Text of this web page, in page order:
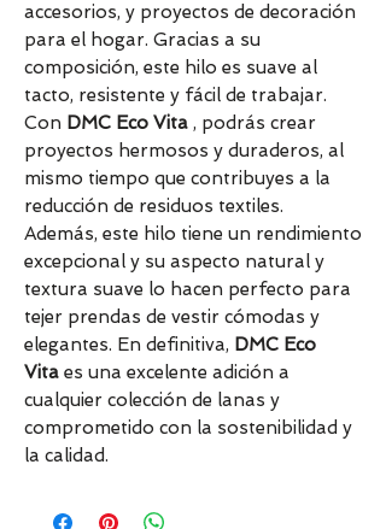
accesorios, y proyectos de decoración
para el hogar. Gracias a su
composición, este hilo es suave al
tacto, resistente y fácil de trabajar.
Con DMC Eco Vita , podrás crear
proyectos hermosos y duraderos, al
mismo tiempo que contribuyes a la
reducción de residuos textiles.
Además, este hilo tiene un rendimiento
excepcional y su aspecto natural y
textura suave lo hacen perfecto para
tejer prendas de vestir cómodas y
elegantes. En definitiva, DMC Eco
Vita es una excelente adición a
cualquier colección de lanas y
comprometido con la sostenibilidad y
la calidad.